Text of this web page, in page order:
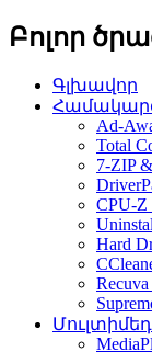
Բոլոր
Գլխավոր
Ad-
Total
7-ZIP
CPU-Z
Hard